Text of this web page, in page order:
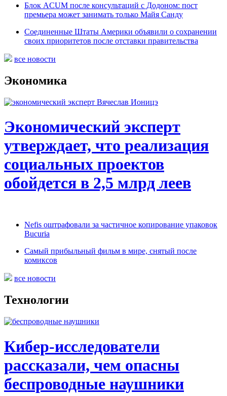
Блок ACUM после консультаций с Додоном: пост
премьера может занимать только Майя Санду
Соединенные Штаты Америки объявили о сохранении
своих приоритетов после отставки правительства
все новости
Экономика
Экономический эксперт
утверждает, что реализация
социальных проектов
обойдется в 2,5 млрд леев
Nefis оштрафовали за частичное копирование упаковок
Bucuria
Самый прибыльный фильм в мире, снятый после
комиксов
все новости
Технологии
Кибер-исследователи
рассказали, чем опасны
беспроводные наушники